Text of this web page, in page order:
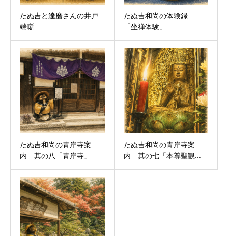
たぬ吉と達磨さんの井戸
端噺
たぬ吉和尚の体験録
「坐禅体験」
たぬ吉和尚の青岸寺案
内 其の八「青岸寺」
たぬ吉和尚の青岸寺案
内 其の七「本尊聖観...